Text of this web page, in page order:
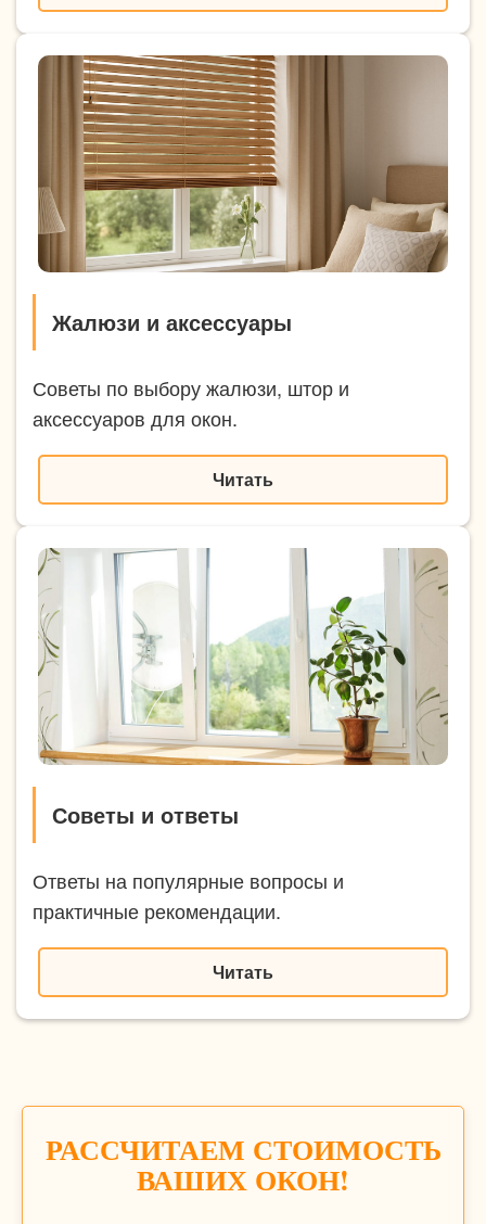
Жалюзи и аксессуары
Советы по выбору жалюзи, штор и
аксессуаров для окон.
Читать
Советы и ответы
Ответы на популярные вопросы и
практичные рекомендации.
Читать
РАССЧИТАЕМ СТОИМОСТЬ
ВАШИХ ОКОН!